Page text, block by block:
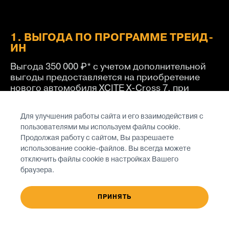
1. ВЫГОДА ПО ПРОГРАММЕ ТРЕЙД-
ИН
Выгода 350 000 ₽* с учетом дополнительной
выгоды предоставляется на приобретение
нового автомобиля XCITE X-Cross 7, при
критериям
Для улучшения работы сайта и его взаимодействия с
пользователями мы используем файлы cookie.
Продолжая работу с сайтом, Вы разрешаете
использование cookie-файлов. Вы всегда можете
отключить файлы cookie в настройках Вашего
браузера.
ПРИНЯТЬ